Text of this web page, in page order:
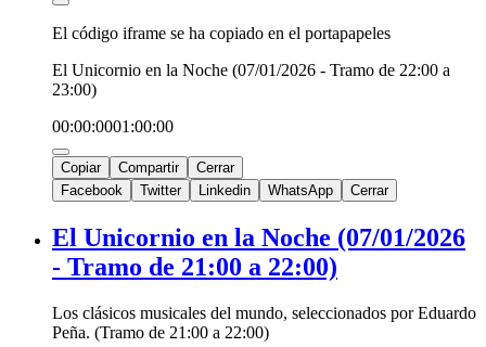
El código iframe se ha copiado en el portapapeles
El Unicornio en la Noche (07/01/2026 - Tramo de 22:00 a
23:00)
00:00:0001:00:00
Copiar Compartir
Cerrar
Facebook
Twitter Linkedin WhatsApp Cerrar
El Unicornio en la Noche (07/01/2026
- Tramo de 21:00 a 22:00)
Los clásicos musicales del mundo, seleccionados por Eduardo
Peña. (Tramo de 21:00 a 22:00)